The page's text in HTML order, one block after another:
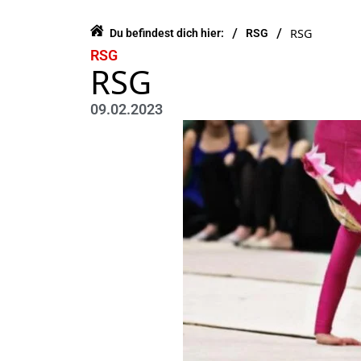
Du befindest dich hier: / RSG / RSG
RSG
RSG
09.02.2023